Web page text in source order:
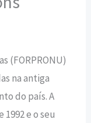
(FORPRONU)
na antiga
do país. A
e o seu